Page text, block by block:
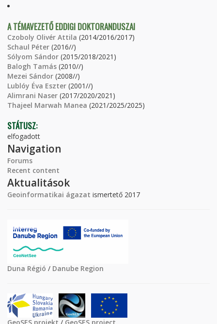
A TÉMAVEZETŐ EDDIGI DOKTORANDUSZAI
Czoboly Olivér Attila (2014/2016/2017)
Schaul Péter (2016//)
Sólyom Sándor (2015/2018/2021)
Balogh Tamás (2010//)
Mezei Sándor (2008//)
Lublóy Éva Eszter (2001//)
Alimrani Naser (2017/2020/2021)
Thajeel Marwah Manea (2021/2025/2025)
STÁTUSZ:
elfogadott
Navigation
Forums
Recent content
Aktualitások
Geoinformatikai ágazat ismertető 2017
Duna Régió / Danube Region